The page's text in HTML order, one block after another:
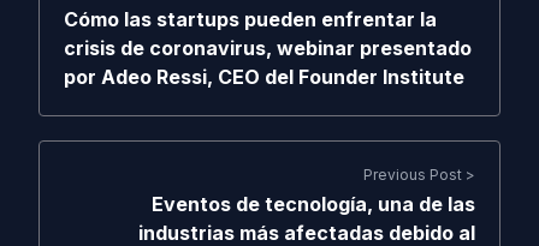
Cómo las startups pueden enfrentar la
crisis de coronavirus, webinar presentado
por Adeo Ressi, CEO del Founder Institute
Previous Post >
Eventos de tecnología, una de las
industrias más afectadas debido al